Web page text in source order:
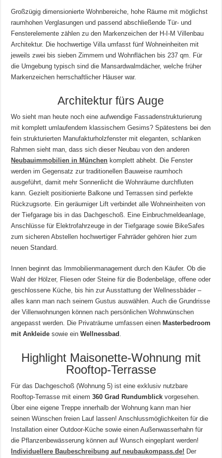
Großzügig dimensionierte Wohnbereiche, hohe Räume mit möglichst
raumhohen Verglasungen und passend abschließende Tür- und
Fensterelemente zählen zu den Markenzeichen der H-I-M Villenbau
Architektur. Die hochwertige Villa umfasst fünf Wohneinheiten mit
jeweils zwei bis sieben Zimmern und Wohnflächen bis 237 qm. Für
die Umgebung typisch sind die Mansardwalmdächer, welche früher
Markenzeichen herrschaftlicher Häuser war.
Architektur fürs Auge
Wo sieht man heute noch eine aufwendige Fassadenstrukturierung
mit komplett umlaufendem klassischem Gesims? Spätestens bei den
fein strukturierten Manufakturholzfenster mit eleganten, schlanken
Rahmen sieht man, dass sich dieser Neubau von den anderen
Neubauimmobilien in München komplett abhebt. Die Fenster
werden im Gegensatz zur traditionellen Bauweise raumhoch
ausgeführt, damit mehr Sonnenlicht die Wohnräume durchfluten
kann. Gezielt positionierte Balkone und Terrassen sind perfekte
Rückzugsorte. Ein geräumiger Lift verbindet alle Wohneinheiten von
der Tiefgarage bis in das Dachgeschoß. Eine Einbruchmeldeanlage,
Anschlüsse für Elektrofahrzeuge in der Tiefgarage sowie BikeSafes
zum sicheren Abstellen hochwertiger Fahrräder gehören hier zum
neuen Standard.
Innen beginnt das Immobilienmanagement durch den Käufer. Ob die
Wahl der Hölzer, Fliesen oder Steine für die Bodenbeläge, offene oder
geschlossene Küche, bis hin zur Ausstattung der Wellnessbäder –
alles kann man nach seinem Gustus auswählen. Auch die Grundrisse
der Villenwohnungen können nach persönlichen Wohnwünschen
angepasst werden. Die Privaträume umfassen einen Masterbedroom
mit Ankleide sowie einWellnessbad .
Highlight Maisonette-Wohnung mit
Rooftop-Terrasse
Für das Dachgeschoß (Wohnung 5) ist eine exklusiv nutzbare
Rooftop-Terrasse mit einem360 Grad Rundumblick vorgesehen.
Über eine eigene Treppe innerhalb der Wohnung kann man hier
seinen Wünschen freien Lauf lassen! Anschlussmöglichkeiten für die
Installation einer Outdoor-Küche sowie einen Außenwasserhahn für
die Pflanzenbewässerung können auf Wunsch eingeplant werden!
Individuellere Baubeschreibung auf neubaukompass.de! Der